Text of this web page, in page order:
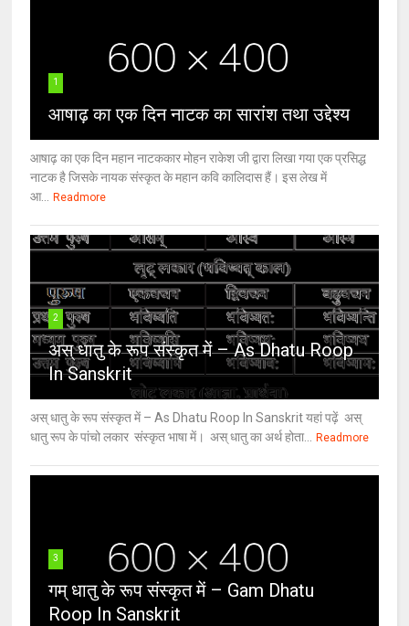
1
आषाढ़ का एक दिन नाटक का सारांश तथा उद्देश्य
आषाढ़ का एक दिन महान नाटककार मोहन राकेश जी द्वारा लिखा गया एक प्रसिद्ध
नाटक है जिसके नायक संस्कृत के महान कवि कालिदास हैं। इस लेख में
आ...
Readmore
2
अस् धातु के रूप संस्कृत में – As Dhatu Roop
In Sanskrit
अस् धातु के रूप संस्कृत में – As Dhatu Roop In Sanskrit यहां पढ़ें अस्
धातु रूप के पांचो लकार संस्कृत भाषा में। अस् धातु का अर्थ होता...
Readmore
3
गम् धातु के रूप संस्कृत में – Gam Dhatu
Roop In Sanskrit